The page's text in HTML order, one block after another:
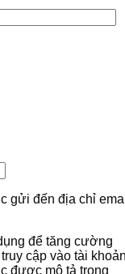
gửi đến địa chỉ
để tăng cường
cập vào tài
được mô tả trong